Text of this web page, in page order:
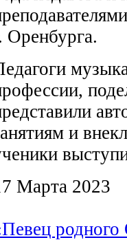
Оренбурга.
и
Марта 2023